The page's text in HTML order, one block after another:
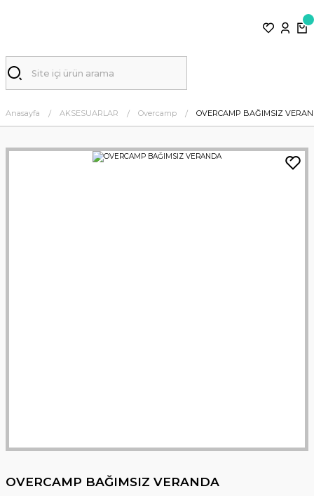
Anasayfa AKSESUARLAR Overcamp OVERCAMP BAĞIMSIZ
OVERCAMP BAĞIMSIZ VERANDA